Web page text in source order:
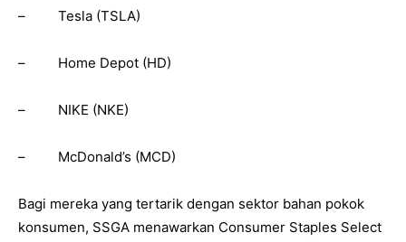
– Tesla (TSLA)
– Home Depot (HD)
– NIKE (NKE)
– McDonald’s (MCD)
Bagi mereka yang tertarik dengan sektor bahan pokok
konsumen, SSGA menawarkan Consumer Staples Select